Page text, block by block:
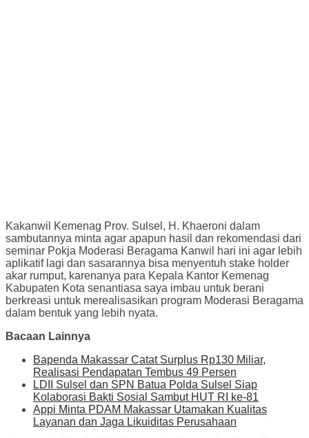
Kakanwil Kemenag Prov. Sulsel, H. Khaeroni dalam
sambutannya minta agar apapun hasil dan rekomendasi dari
seminar Pokja Moderasi Beragama Kanwil hari ini agar lebih
aplikatif lagi dan sasarannya bisa menyentuh stake holder
akar rumput, karenanya para Kepala Kantor Kemenag
Kabupaten Kota senantiasa saya imbau untuk berani
berkreasi untuk merealisasikan program Moderasi Beragama
dalam bentuk yang lebih nyata.
Bacaan Lainnya
Bapenda Makassar Catat Surplus Rp130 Miliar,
Realisasi Pendapatan Tembus 49 Persen
LDII Sulsel dan SPN Batua Polda Sulsel Siap
Kolaborasi Bakti Sosial Sambut HUT RI ke-81
Appi Minta PDAM Makassar Utamakan Kualitas
Layanan dan Jaga Likuiditas Perusahaan